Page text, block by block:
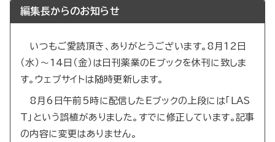
編集長からのお知らせ
いつもご愛読頂き、ありがとうございます。8月12日
（水）～14日（金）は日刊薬業のEブックを休刊に致しま
す。ウェブサイトは随時更新します。
8月6日午前5時に配信したEブックの上段には「LAS
T」という誤植がありました。すでに修正しています。記事
の内容に変更はありません。